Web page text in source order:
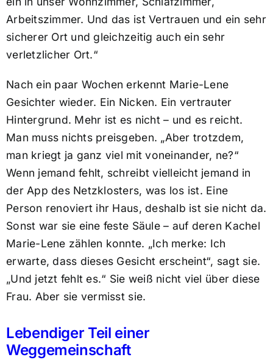
Arbeitszimmer. Und das ist Vertrauen und ein sehr
sicherer Ort und gleichzeitig auch ein sehr
verletzlicher Ort.“
Nach ein paar Wochen erkennt Marie-Lene
Gesichter wieder. Ein Nicken. Ein vertrauter
Hintergrund. Mehr ist es nicht – und es reicht.
Man muss nichts preisgeben. „Aber trotzdem,
man kriegt ja ganz viel mit voneinander, ne?“
Wenn jemand fehlt, schreibt vielleicht jemand in
der App des Netzklosters, was los ist. Eine
Person renoviert ihr Haus, deshalb ist sie nicht da.
Sonst war sie eine feste Säule – auf deren Kachel
Marie-Lene zählen konnte. „Ich merke: Ich
erwarte, dass dieses Gesicht erscheint“, sagt sie.
„Und jetzt fehlt es.“ Sie weiß nicht viel über diese
Frau. Aber sie vermisst sie.
Lebendiger Teil einer
Weggemeinschaft